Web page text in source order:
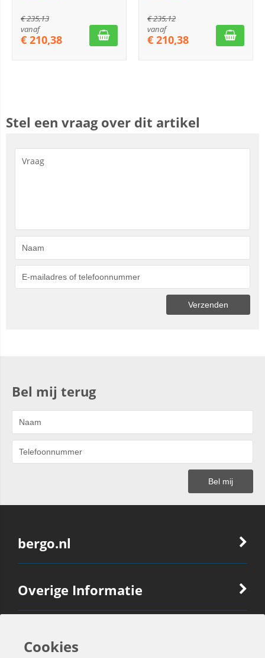
€235,13
vanaf
€ 210,38
€235,12
vanaf
€ 210,38
Stel een vraag over dit artikel
Bel mij terug
bergo.nl
Overige Informatie
Ook Interessant
Cookies